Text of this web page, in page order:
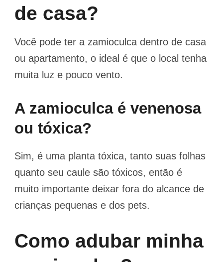
de casa?
Você pode ter a zamioculca dentro de casa
ou apartamento, o ideal é que o local tenha
muita luz e pouco vento.
A zamioculca é venenosa
ou tóxica?
Sim, é uma planta tóxica, tanto suas folhas
quanto seu caule são tóxicos, então é
muito importante deixar fora do alcance de
crianças pequenas e dos pets.
Como adubar minha